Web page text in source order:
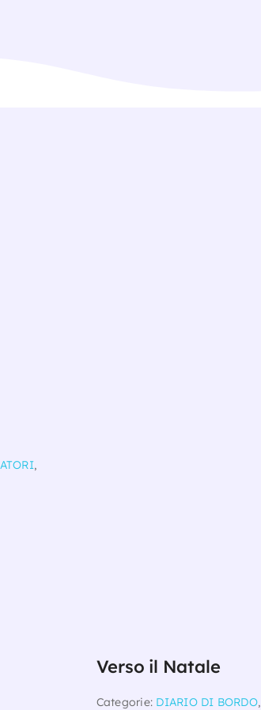
,
Verso il Natale
Categorie: DIARIO DI BORDO,